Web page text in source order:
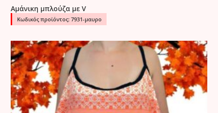
Αμάνικη μπλούζα με V
Κωδικός προϊόντος: 7931-μαυρο